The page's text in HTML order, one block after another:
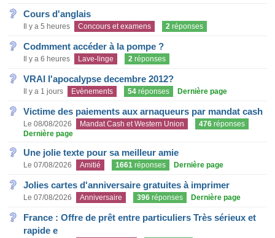
Cours d'anglais
Il y a 5 heures Concours et examens 2 réponses
Codmment accéder à la pompe ?
Il y a 6 heures Lave-linge 2 réponses
VRAI l'apocalypse decembre 2012?
Il y a 1 jours Evènements 54 réponses Dernière page
Victime des paiements aux arnaqueurs par mandat cash
Le 08/08/2026 Mandat Cash et Western Union 476 réponses
Dernière page
Une jolie texte pour sa meilleur amie
Le 07/08/2026 Amitié 1661 réponses Dernière page
Jolies cartes d'anniversaire gratuites à imprimer
Le 07/08/2026 Anniversaire 396 réponses Dernière page
France : Offre de prêt entre particuliers Très sérieux et
rapide e